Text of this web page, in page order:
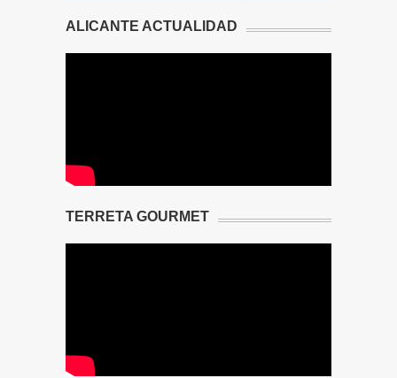
ALICANTE ACTUALIDAD
TERRETA GOURMET